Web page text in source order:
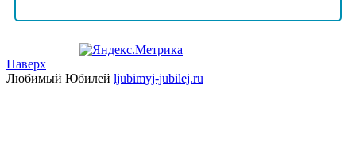
Наверх
Любимый Юбилей ljubimyj-jubilej.ru